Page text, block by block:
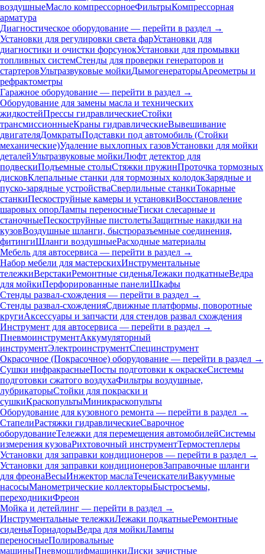
воздушныеМасло компрессорноеФильтрыКомпрессорная
арматура
Диагностическое оборудование — перейти в раздел →
Установки для регулировки света фарУстановки для
диагностики и очистки форсунокУстановки для промывки
топливных системСтенды для проверки генераторов и
стартеровУльтразвуковые мойкиДымогенераторыАреометры и
рефрактометры
Гаражное оборудование — перейти в раздел →
Оборудование для замены масла и технических
жидкостейПрессы гидравлическиеСтойки
трансмиссионныеКраны гидравлическиеВывешивание
двигателяДомкратыПодставки под автомобиль (Стойки
механические)Удаление выхлопных газовУстановки для мойки
деталейУльтразвуковые мойкиЛюфт детектор для
подвескиПодъемные столыСтяжки пружинПроточка тормозных
дисковКлепальные станки для тормозных колодокЗарядные и
пуско-зарядные устройстваСверлильные станкиТокарные
станкиПескоструйные камеры и установкиВосстановление
шаровых опорЛампы переносныеТиски слесарные и
станочныеПескоструйные пистолетыЗащитные накидки на
кузовВоздушные шланги, быстроразъемные соединения,
фитингиШланги воздушныеРасходные материалы
Мебель для автосервиса — перейти в раздел →
Набор мебели для мастерскихИнструментальные
тележкиВерстакиРемонтные сиденьяЛежаки подкатныеВедра
для мойкиПерфорированные панелиШкафы
Стенды развал-схождения — перейти в раздел →
Стенды развал-схожденияСдвижные платформы, поворотные
кругиАксессуары и запчасти для стендов развал схождения
Инструмент для автосервиса — перейти в раздел →
ПневмоинструментАккумуляторный
инструментЭлектроинструментСпецинструмент
Окрасочное (Покрасочное) оборудование — перейти в раздел →
Сушки инфракрасныеПосты подготовки к окраскеСистемы
подготовки сжатого воздухаФильтры воздушные,
лубрикаторыСтойки для покраски и
сушкиКраскопультыМиникраскопульты
Оборудование для кузовного ремонта — перейти в раздел →
СтапелиРастяжки гидравлическиеСварочное
оборудованиеТележки для перемещения автомобилейСистемы
измерения кузоваРихтовочный инструментТермостеплеры
Установки для заправки кондиционеров — перейти в раздел →
Установки для заправки кондиционеровЗаправочные шланги
для фреонаВесыИнжектор маслаТечеискателиВакуумные
насосыМанометрические коллекторыБыстросъемы,
переходникиФреон
Мойка и детейлинг — перейти в раздел →
Инструментальные тележкиЛежаки подкатныеРемонтные
сиденьяТорнадорыВедра для мойкиЛампы
переносныеПолировальные
машиныПневмошлифмашинкиДиски зачистные